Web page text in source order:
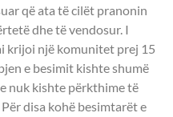
që ata të cilët pranonin
dhe të vendosur. I
krijoi një komunitet prej 15
e besimit kishte shumë
nuk kishte përkthime të
disa kohë besimtarët e